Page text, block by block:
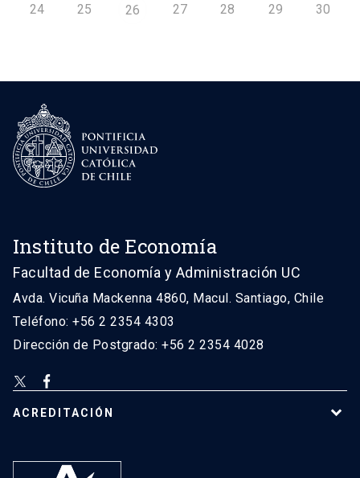
24 25 26 27 28 29 30
Instituto de Economía
Facultad de Economía y Administración UC
Avda. Vicuña Mackenna 4860, Macul. Santiago, Chile
Teléfono: +56 2 2354 4303
Dirección de Postgrado: +56 2 2354 4028
ACREDITACIÓN